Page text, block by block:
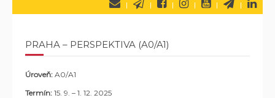
PRAHA – PERSPEKTIVA (A0/A1)
Úroveň: A0/A1
Termín: 15. 9. – 1. 12. 2025